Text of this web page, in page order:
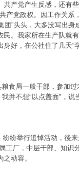
党产生反感，还有
产党政权。因工作关
”头头，大多没写出
。我家所在生产队就
好，在公社住了几天“
局一般干部，参加
并不想“以点盖面”，
举行追悼活动，後来
厂，中层干部、知
动容。